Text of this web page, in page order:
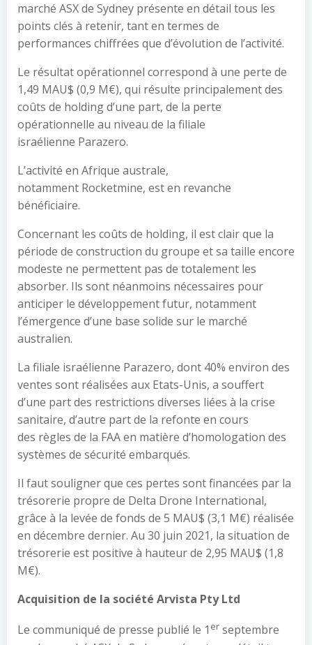
marché ASX de Sydney présente en détail tous les
points clés à retenir, tant en termes de
performances chiffrées que d’évolution de l’activité.
Le résultat opérationnel correspond à une perte de
1,49 MAU$ (0,9 M€), qui résulte principalement des
coûts de holding d’une part, de la perte
opérationnelle au niveau de la filiale
israélienne Parazero.
L’activité en Afrique australe,
notamment Rocketmine, est en revanche
bénéficiaire.
Concernant les coûts de holding, il est clair que la
période de construction du groupe et sa taille encore
modeste ne permettent pas de totalement les
absorber. Ils sont néanmoins nécessaires pour
anticiper le développement futur, notamment
l’émergence d’une base solide sur le marché
australien.
La filiale israélienne Parazero, dont 40% environ des
ventes sont réalisées aux Etats-Unis, a souffert
d’une part des restrictions diverses liées à la crise
sanitaire, d’autre part de la refonte en cours
des règles de la FAA en matière d’homologation des
systèmes de sécurité embarqués.
Il faut souligner que ces pertes sont financées par la
trésorerie propre de Delta Drone International,
grâce à la levée de fonds de 5 MAU$ (3,1 M€) réalisée
en décembre dernier. Au 30 juin 2021, la situation de
trésorerie est positive à hauteur de 2,95 MAU$ (1,8
M€).
Acquisition de la société Arvista PtyLtd
Le communiqué de presse publié le 1 er septembre